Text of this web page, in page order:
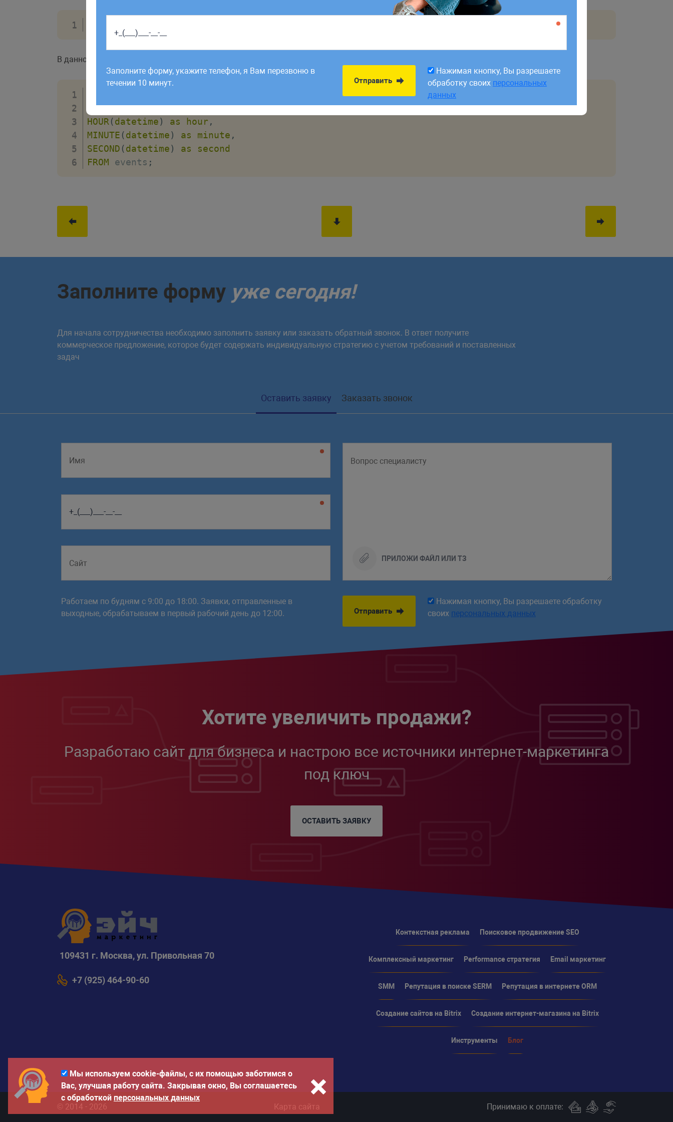
В данном примере при выборке из таблицы из даты извлекаются часы, минуты и секунды:
,
HOUR (datetime) as hour ,
MINUTE (datetime) as minute ,
SECOND (datetime) as
second
FROM events ;
Мы используем cookie-файлы, с их помощью заботимся о
Вас, улучшая работу сайта. Закрывая окно, Вы соглашаетесь
с обработкой персональных данных
Заполните форму уже сегодня!
Для начала сотрудничества необходимо заполнить заявку или заказать обратный звонок. В ответ получите
коммерческое предложение, которое будет содержать индивидуальную стратегию с учетом требований и поставленных
задач
Оставить заявку Заказать звонок
ПРИЛОЖИ ФАЙЛ ИЛИ ТЗ
Работаем по будням с 9:00 до 18:00. Заявки, отправленные в
выходные, обрабатываем в первый рабочий день до 12:00.
Отправить
Нажимая кнопку, Вы разрешаете обработку
своих персональных данных
Хотите увеличить продажи?
Разработаю сайт для бизнеса и настрою все источники интернет-маркетинга
под ключ
ОСТАВИТЬ ЗАЯВКУ
109431 г. Москва, ул. Привольная 70
+7 (925) 464-90-60
Контекстная реклама Поисковое продвижение SEO
Комплексный маркетинг Performance стратегия Email маркетинг
SMM Репутация в поиске SERM Репутация в интернете ORM
Создание сайтов на Bitrix Создание интернет-магазина на Bitrix
Инструменты Блог
© 2014 - 2026 Карта сайта Принимаю к оплате:
Работаем по будням с 9:00 до 18:00. Заявки,
рабочий день до 12:00.
Нажимая кнопку, Вы разрешаете
данных
Заполните форму, укажите телефон, я Вам перезвоню в
течении 10 минут.
Отправить
Нажимая кнопку, Вы разрешаете
обработку своих персональных
данных